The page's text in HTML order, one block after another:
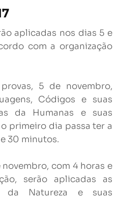
aplicadas nos dias 5 e
com a organização
5 de novembro,
Códigos e suas
da Humanas e suas
primeiro dia passa ter a
30 minutos.
com 4 horas e
serão aplicadas as
da Natureza e suas